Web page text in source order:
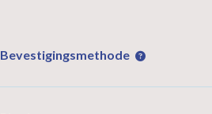
Bevestigingsmethode